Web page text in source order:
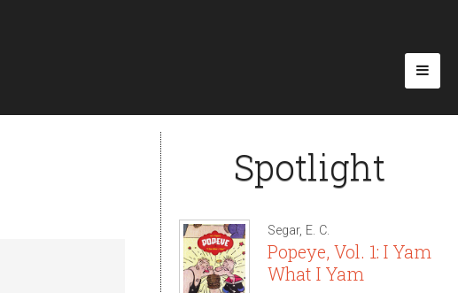
Spotlight
Segar, E. C.
Popeye, Vol. 1: I Yam
What I Yam